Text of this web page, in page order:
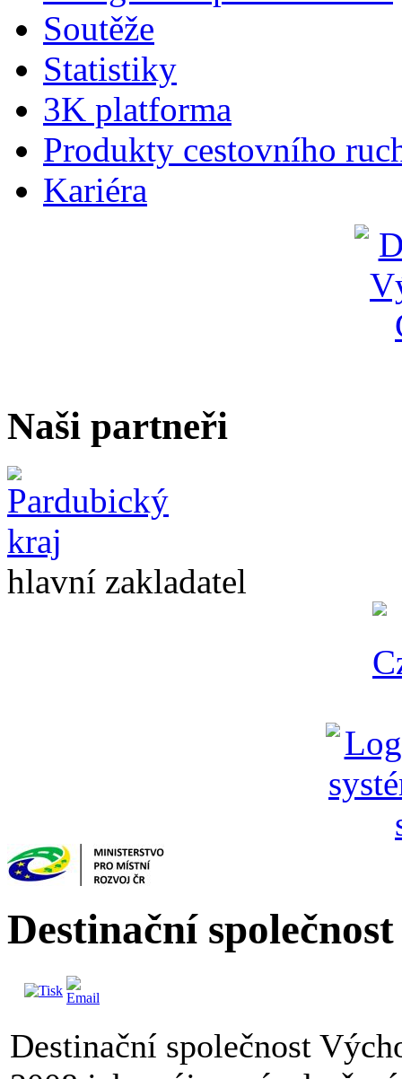
Soutěže
Statistiky
3K platforma
Produkty cestovního
Kariéra
Naši partneři
hlavní zakladatel
Destinační
Destinační společnost